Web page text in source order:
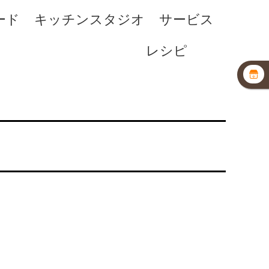
ド キッチンスタジオ サービス
レシピ